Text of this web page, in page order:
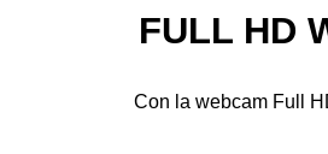
FULL HD
Con la webcam Full